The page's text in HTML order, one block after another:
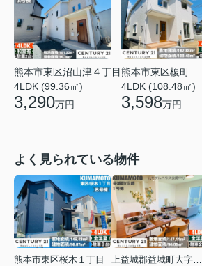
熊本市東区沼山津４丁目
4LDK (99.36㎡)
3,290万円
熊本市東区榎町
4LDK (108.48㎡)
3,598万円
よく見られている物件
熊本市東区桜木１丁目
上益城郡益城町大字広崎